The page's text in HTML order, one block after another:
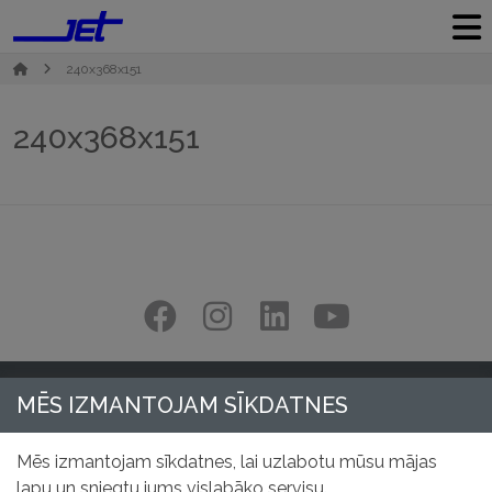
240x368x151
240x368x151
MĒS IZMANTOJAM SĪKDATNES
Mēs izmantojam sīkdatnes, lai uzlabotu mūsu mājas
lapu un sniegtu jums vislabāko servisu.